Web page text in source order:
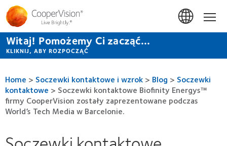
Przejdź
do
treści
Witaj! Pomożemy Ci zacząć...
KLIKNIJ, ABY ROZPOCZĄĆ
Home > Soczewki kontaktowe i wzrok > Blog > Soczewki
kontaktowe > Soczewki kontaktowe Biofinity Energys™
firmy CooperVision zostały zaprezentowane podczas
World’s Tech Media w Barcelonie.